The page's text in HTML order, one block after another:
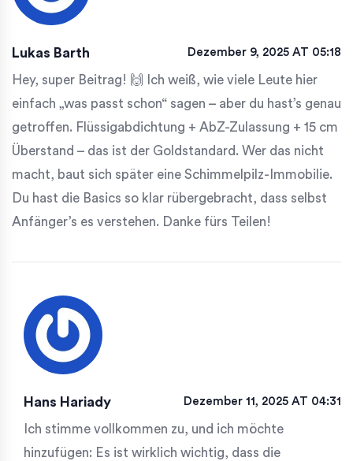
Lukas Barth Dezember 9, 2025 AT 05:18
Hey, super Beitrag! 🙌 Ich weiß, wie viele Leute hier
einfach „was passt schon“ sagen – aber du hast’s genau
getroffen. Flüssigabdichtung + AbZ-Zulassung + 15 cm
Überstand – das ist der Goldstandard. Wer das nicht
macht, baut sich später eine Schimmelpilz-Immobilie.
Du hast die Basics so klar rübergebracht, dass selbst
Anfänger’s es verstehen. Danke fürs Teilen!
Hans Hariady Dezember 11, 2025 AT 04:31
Ich stimme vollkommen zu, und ich möchte
hinzufügen: Es ist wirklich wichtig, dass die